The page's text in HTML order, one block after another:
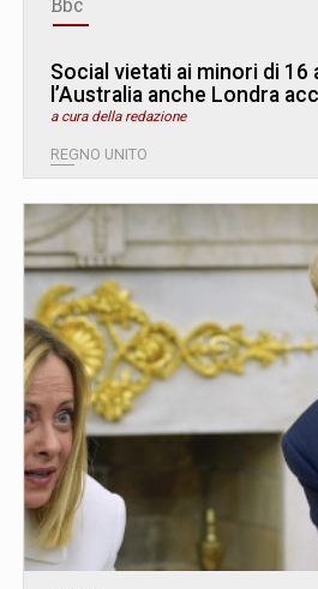
Bbc
Social vietati ai minori di 16
l’Australia anche Londra
a cura della redazione
REGNO UNITO